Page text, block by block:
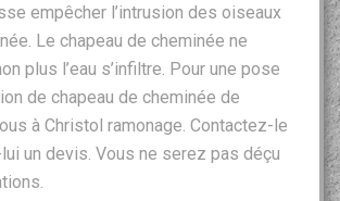
empêcher l’intrusion des oiseaux
Le chapeau de cheminée ne
plus l’eau s’infiltre. Pour une pose
de chapeau de cheminée de
à Christol ramonage. Contactez-le
un devis. Vous ne serez pas déçu